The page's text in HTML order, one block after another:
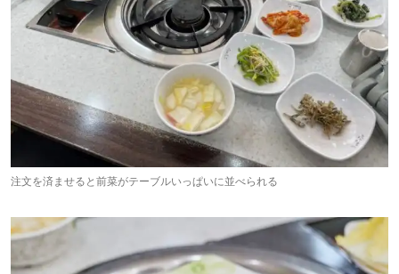
注文を済ませると前菜がテーブルいっぱいに並べられる